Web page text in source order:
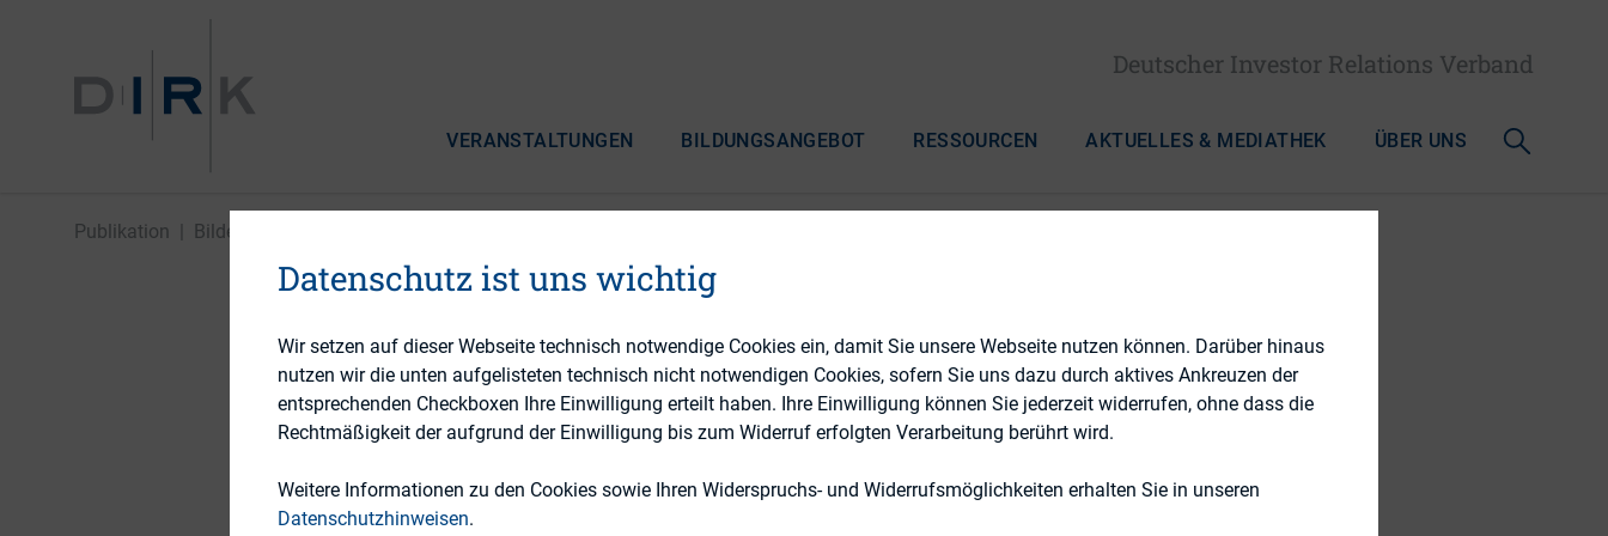
Deutscher Investor Relations Verband
VERANSTALTUNGEN BILDUNGSANGEBOT RESSOURCEN AKTUELLES & MEDIATHEK ÜBER UNS
Publikation Bilder der 17. DIRK-Konferenz
Bilder der 17. DIRK-Konferenz
Datenschutz ist uns wichtig
Wir setzen auf dieser Webseite technisch notwendige Cookies ein, damit Sie unsere Webseite nutzen können. Darüber hinaus
nutzen wir die unten aufgelisteten technisch nicht notwendigen Cookies, sofern Sie uns dazu durch aktives Ankreuzen der
entsprechenden Checkboxen Ihre Einwilligung erteilt haben. Ihre Einwilligung können Sie jederzeit widerrufen, ohne dass die
Rechtmäßigkeit der aufgrund der Einwilligung bis zum Widerruf erfolgten Verarbeitung berührt wird.
Weitere Informationen zu den Cookies sowie Ihren Widerspruchs- und Widerrufsmöglichkeiten erhalten Sie in unseren
Datenschutzhinweisen.